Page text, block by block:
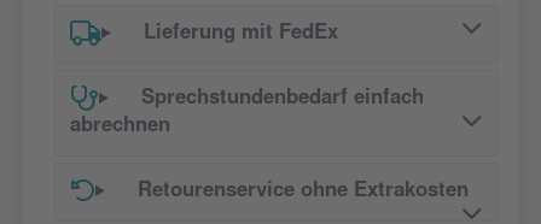
Lieferung mit FedEx
Sprechstundenbedarf einfach
abrechnen
Retourenservice ohne Extrakosten